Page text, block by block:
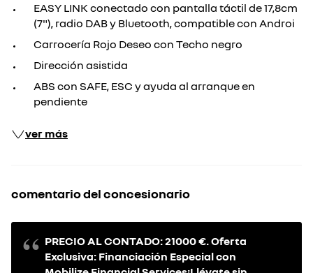
EASY LINK conectado con pantalla táctil de 17,8cm
(7"), radio DAB y Bluetooth, compatible con Androi
Carrocería Rojo Deseo con Techo negro
Dirección asistida
ABS con SAFE, ESC y ayuda al arranque en
pendiente
ver más
comentario del concesionario
PRECIO AL CONTADO: 21000 €. Oferta
Exclusiva: Financiación Especial con